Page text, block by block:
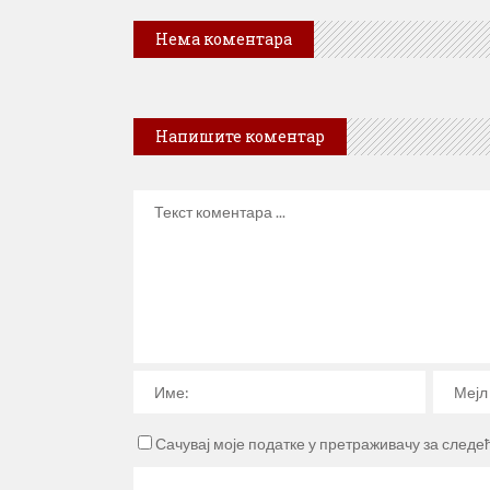
Нема коментара
Напишите коментар
Сачувај моје податке у претраживачу за